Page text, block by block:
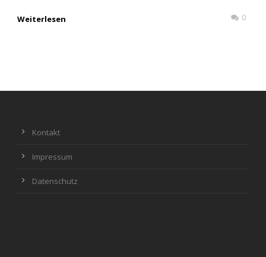
Weiterlesen 0
Kontakt
Impressum
Datenschutz